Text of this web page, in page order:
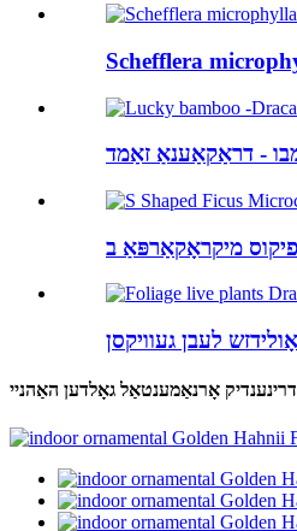
דרינענדיק אָרנאַמענטאַל גאָלדען האַהניי